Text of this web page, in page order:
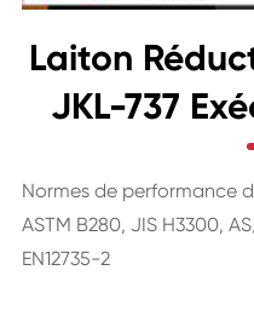
Laiton
JKL-737
Normes de performance
ASTM B280, JIS H3300,
EN12735-2